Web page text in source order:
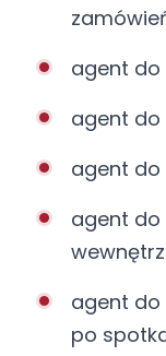
agent do
agent do
agent
agent do
agent do
po